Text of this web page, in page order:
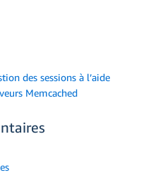
des sessions à l’aide
Memcached